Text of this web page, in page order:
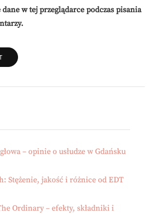
w tej przeglądarce podczas pisania
– opinie o usłudze w Gdańsku
Stężenie, jakość i różnice od EDT
Ordinary – efekty, składniki i